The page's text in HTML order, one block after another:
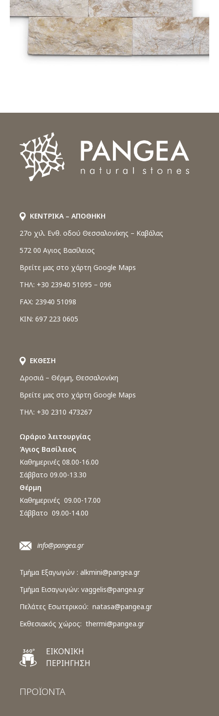
ΚΕΝΤΡΙΚΑ – ΑΠΟΘΗΚΗ
27o χιλ. Ενθ. οδού Θεσσαλονίκης – Καβάλας
572 00 Αγιος Βασίλειος
Βρείτε μας στο χάρτη Google Maps
ΤΗΛ: +30 23940 51095 – 096
FAX: 23940 51098
ΚΙΝ: 697 223 0605
ΕΚΘΕΣΗ
Δροσιά – Θέρμη, Θεσσαλονίκη
Βρείτε μας στο χάρτη Google Maps
ΤΗΛ: +30 2310 473267
Ωράριο λειτουργίας
Άγιος Βασίλειος
Καθημερινές 08.00-16.00
Σάββατο 09.00-13.30
Θέρμη
Καθημερινές 09.00-17.00
Σάββατο 09.00-14.00
info@pangea.gr
Τμήμα Εξαγωγών : alkmini@pangea.gr
Τμήμα Εισαγωγών: vaggelis@pangea.gr
Πελάτες Εσωτερικού: natasa@pangea.gr
Εκθεσιακός χώρος: thermi@pangea.gr
ΕΙΚΟΝΙΚΗ
ΠΕΡΙΗΓΗΣΗ
ΠΡΟΪΟΝΤΑ